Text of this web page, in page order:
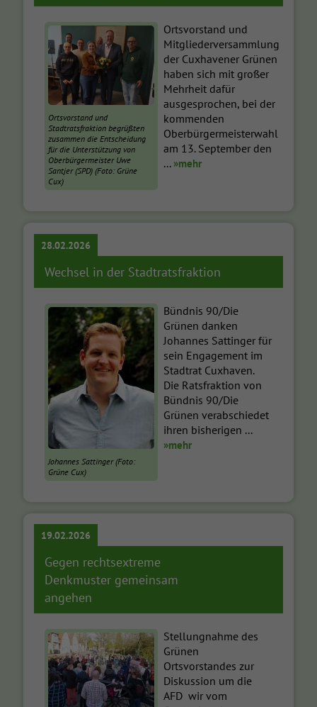
Ortsvorstand und
Stadtratsfraktion begrüßten
zusammen die Entscheidung
für die Unterstützung von
Oberbürgermeister Uwe
Santjer (SPD) (Foto: Grüne
Cux)
Ortsvorstand und
Mitgliederversammlung
der Cuxhavener Grünen
haben sich mit großer
Mehrheit dafür
ausgesprochen, bei der
kommenden
Oberbürgermeisterwahl
am 13. September den
... »mehr
28.02.2026
Wechsel in der Stadtratsfraktion
Johannes Sattinger (Foto:
Grüne Cux)
Bündnis 90/Die
Grünen danken
Johannes Sattinger für
sein Engagement im
Stadtrat Cuxhaven.
Die Ratsfraktion von
Bündnis 90/Die
Grünen verabschiedet
ihren bisherigen ...
»mehr
19.02.2026
Gegen rechtsextreme
Denkmuster gemeinsam
angehen
Stellungnahme des
Grünen
Ortsvorstandes zur
Diskussion um die
AFD wir vom